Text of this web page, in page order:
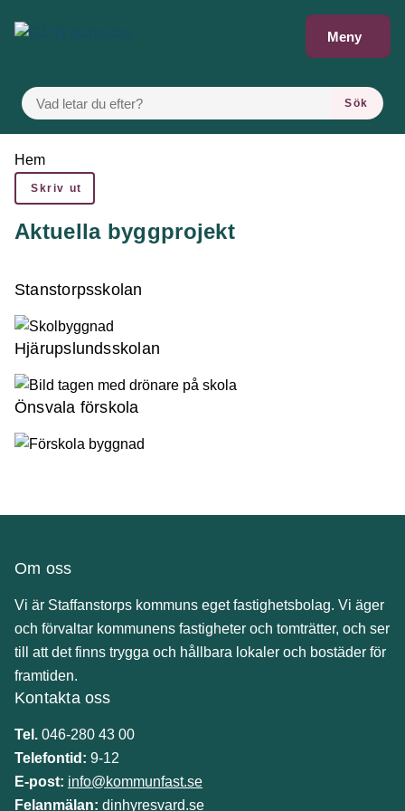
till innehåll
Meny
VAD LETAR DU EFTER?
Sök
Du är här:
Hem
Skriv ut
Aktuella byggprojekt
Stanstorpsskolan
Hjärupslundsskolan
Önsvala förskola
Om oss
Vi är Staffanstorps kommuns eget fastighetsbolag. Vi äger
och förvaltar kommunens fastigheter och tomträtter, och ser
till att det finns trygga och hållbara lokaler och bostäder för
framtiden.
Kontakta oss
Tel. 046-280 43 00
Telefontid: 9-12
E-post: info@kommunfast.se
Felanmälan: dinhyresvard.se